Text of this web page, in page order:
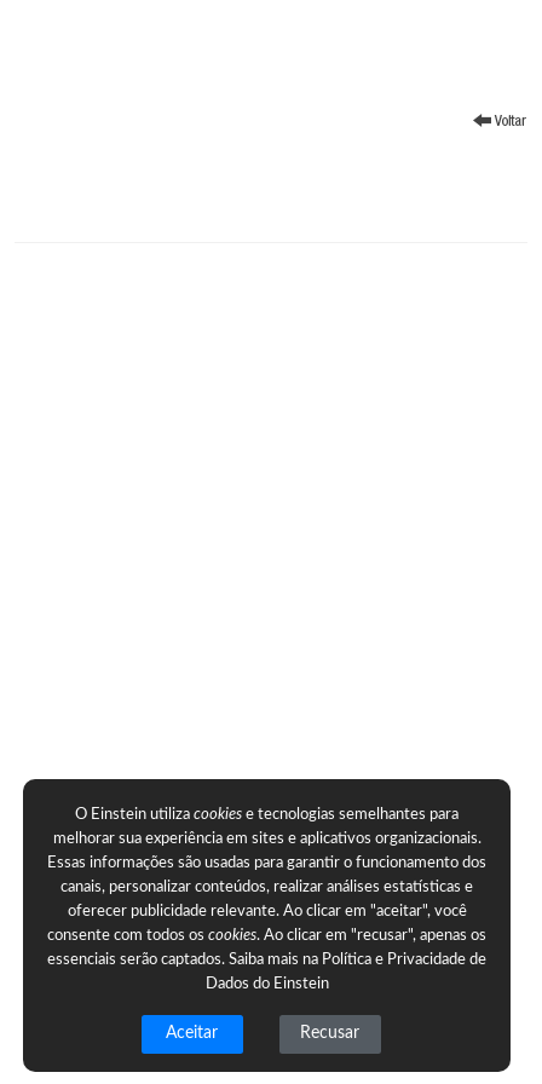
O Einstein utilizacookies e tecnologias semelhantes para
melhorar sua experiência em sites e aplicativos organizacionais.
Essas informações são usadas para garantir o funcionamento dos
canais, personalizar conteúdos, realizar análises estatísticas e
oferecer publicidade relevante. Ao clicar em "aceitar", você
consente com todos oscookies. Ao clicar em "recusar", apenas os
essenciais serão captados. Saiba mais na Política e Privacidade de
Dados do Einstein
Aceitar Recusar